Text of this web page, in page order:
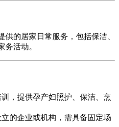
的居家日常服务，包括保洁、
务活动。
训，提供孕产妇照护、保洁、烹
立的企业或机构，需具备固定场